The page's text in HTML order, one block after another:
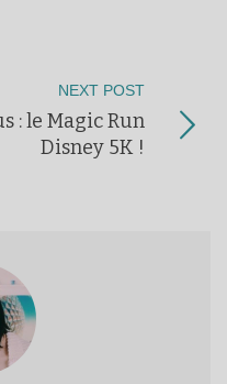
NEXT POST
: le Magic Run
Disney 5K !